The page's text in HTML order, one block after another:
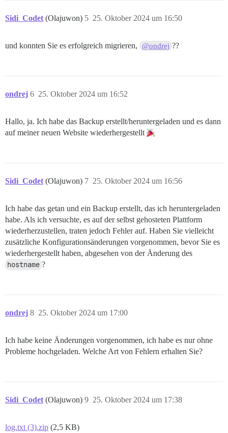
Sidi_Codet (Olajuwon) 25. Oktober 2024 um 16:50
5
und konnten Sie es erfolgreich migrieren, @ondrej ??
ondrej 25. Oktober 2024 um 16:52
6
Hallo, ja. Ich habe das Backup erstellt/heruntergeladen und es dann
auf meiner neuen Website wiederhergestellt
Sidi_Codet (Olajuwon) 25. Oktober 2024 um 16:56
7
Ich habe das getan und ein Backup erstellt, das ich heruntergeladen
habe. Als ich versuchte, es auf der selbst gehosteten Plattform
wiederherzustellen, traten jedoch Fehler auf. Haben Sie vielleicht
zusätzliche Konfigurationsänderungen vorgenommen, bevor Sie es
wiederhergestellt haben, abgesehen von der Änderung des
hostname ?
ondrej 25. Oktober 2024 um 17:00
8
Ich habe keine Änderungen vorgenommen, ich habe es nur ohne
Probleme hochgeladen. Welche Art von Fehlern erhalten Sie?
Sidi_Codet (Olajuwon) 25. Oktober 2024 um 17:38
9
log.txt (3).zip (2,5 KB)